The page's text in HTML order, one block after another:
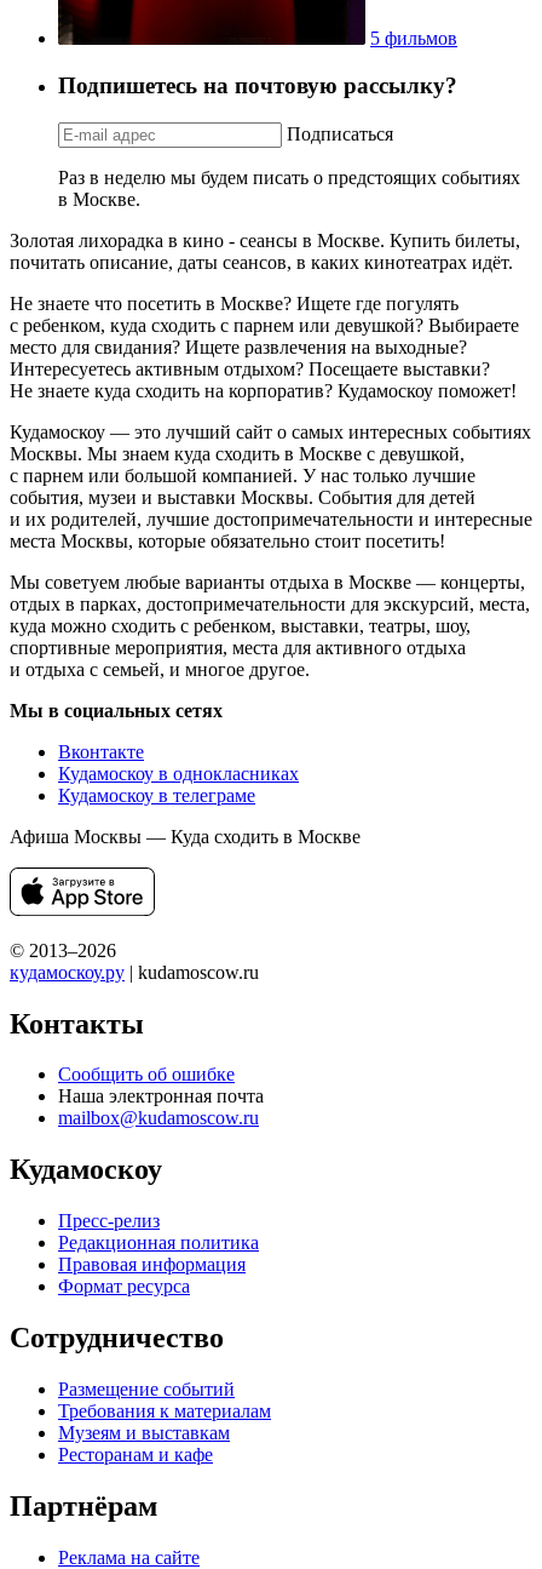
5 фильмов
Подпишетесь на почтовую рассылку?
Подписаться
Раз в неделю мы будем писать о предстоящих событиях
в Москве.
Золотая лихорадка в кино - сеансы в Москве. Купить билеты,
почитать описание, даты сеансов, в каких кинотеатрах идёт.
Не знаете что посетить в Москве? Ищете где погулять
с ребенком, куда сходить с парнем или девушкой? Выбираете
место для свидания? Ищете развлечения на выходные?
Интересуетесь активным отдыхом? Посещаете выставки?
Не знаете куда сходить на корпоратив? Кудамоскоу поможет!
Кудамоскоу — это лучший сайт о самых интересных событиях
Москвы. Мы знаем куда сходить в Москве с девушкой,
с парнем или большой компанией. У нас только лучшие
события, музеи и выставки Москвы. События для детей
и их родителей, лучшие достопримечательности и интересные
места Москвы, которые обязательно стоит посетить!
Мы советуем любые варианты отдыха в Москве — концерты,
отдых в парках, достопримечательности для экскурсий, места,
куда можно сходить с ребенком, выставки, театры, шоу,
спортивные мероприятия, места для активного отдыха
и отдыха с семьей, и многое другое.
Мы в социальных сетях
Вконтакте
Кудамоскоу в однокласниках
Кудамоскоу в телеграме
Афиша Москвы — Куда сходить в Москве
© 2013–2026
кудамоскоу.ру | kudamoscow.ru
Контакты
Сообщить об ошибке
Наша электронная почта
mailbox@kudamoscow.ru
Кудамоскоу
Пресс-релиз
Редакционная политика
Правовая информация
Формат ресурса
Сотрудничество
Размещение событий
Требования к материалам
Музеям и выставкам
Ресторанам и кафе
Партнёрам
Реклама на сайте